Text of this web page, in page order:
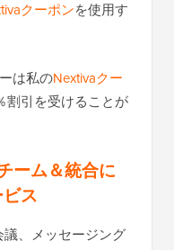
クーポンを使用す
は私のNextivaクー
割引を受けることが
ーム＆統合に
ス
、メッセージング